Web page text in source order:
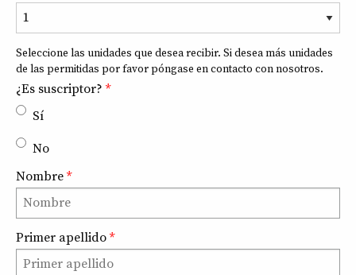
Seleccione las unidades que desea recibir. Si desea más unidades
de las permitidas por favor póngase en contacto con nosotros.
¿Es suscriptor? *
Sí
No
Nombre *
Primer apellido *